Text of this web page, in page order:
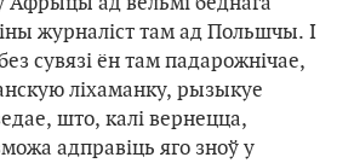
журналіст там ад Польшчы. І
сувязі ён там падарожнічае,
ліхаманку, рызыкуе
што, калі вернецца,
адправіць яго зноў у